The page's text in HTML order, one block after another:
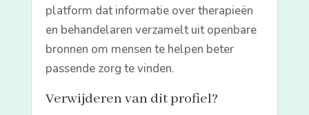
platform dat informatie over therapieën
en behandelaren verzamelt uit openbare
bronnen om mensen te helpen beter
passende zorg te vinden.
Verwijderen van dit profiel?